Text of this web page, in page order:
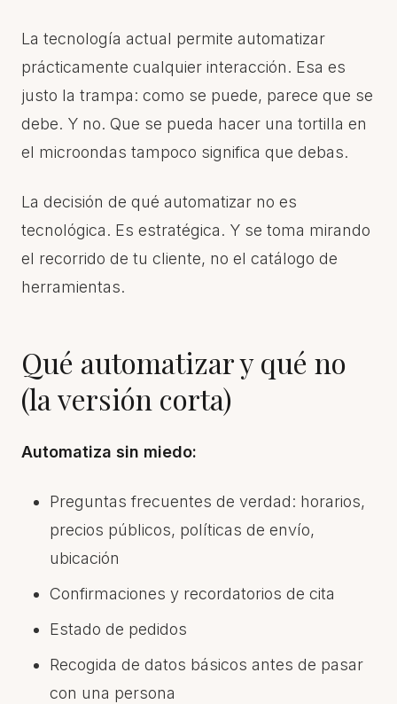
La tecnología actual permite automatizar
prácticamente cualquier interacción. Esa es
justo la trampa: como se puede, parece que se
debe. Y no. Que se pueda hacer una tortilla en
el microondas tampoco significa que debas.
La decisión de qué automatizar no es
tecnológica. Es estratégica. Y se toma mirando
el recorrido de tu cliente, no el catálogo de
herramientas.
Qué automatizar y qué no
(la versión corta)
Automatiza sin miedo:
Preguntas frecuentes de verdad: horarios,
precios públicos, políticas de envío,
ubicación
Confirmaciones y recordatorios de cita
Estado de pedidos
Recogida de datos básicos antes de pasar
con una persona